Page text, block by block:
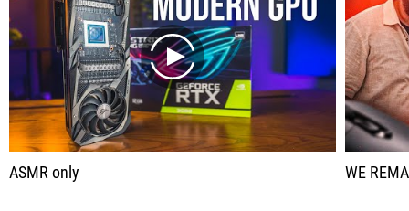
play
ASMR only WE